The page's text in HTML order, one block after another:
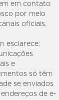
em contato
por meio
oficiais.
esclarece:
e
só têm
se enviados
de e-
PC DC6C-U